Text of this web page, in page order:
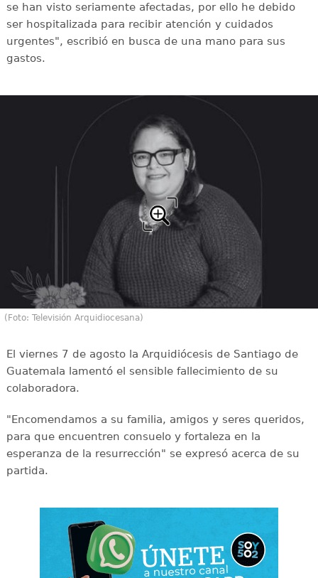
se han visto seriamente afectadas, por ello he debido
ser hospitalizada para recibir atención y cuidados
urgentes", escribió en busca de una mano para sus
gastos.
(Foto: Televisión Arquidiocesana)
El viernes 7 de agosto la Arquidiócesis de Santiago de
Guatemala lamentó el sensible fallecimiento de su
colaboradora.
"Encomendamos a su familia, amigos y seres queridos,
para que encuentren consuelo y fortaleza en la
esperanza de la resurrección" se expresó acerca de su
partida.